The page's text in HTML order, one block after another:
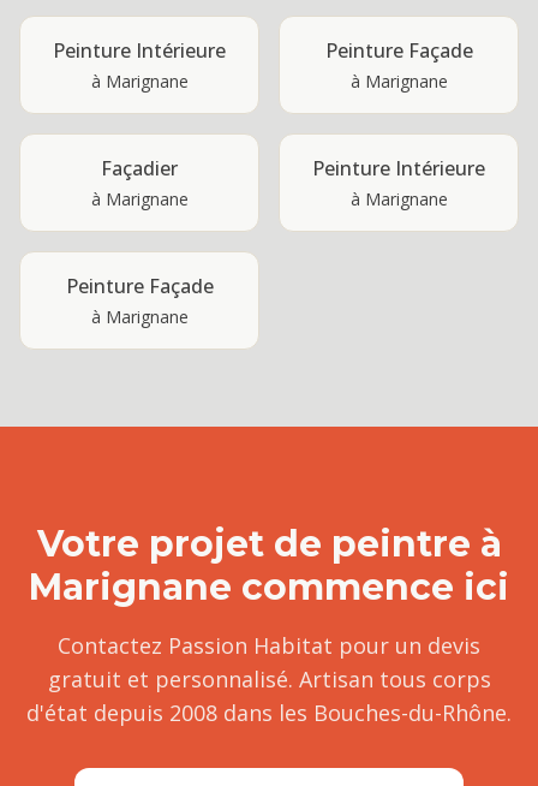
Peinture Intérieure
à Marignane
Peinture Façade
à Marignane
Façadier
à Marignane
Peinture Intérieure
à Marignane
Peinture Façade
à Marignane
Votre projet de peintre à
Marignane commence ici
Contactez Passion Habitat pour un devis
gratuit et personnalisé. Artisan tous corps
d'état depuis 2008 dans les Bouches-du-Rhône.